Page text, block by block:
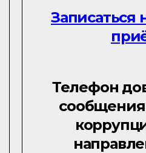
Записаться
Телефон
сообщения